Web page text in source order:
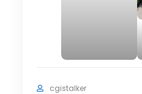
cgistalker